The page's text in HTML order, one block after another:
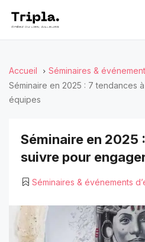
Accueil
Séminaires &
Séminaire en 2025 : 7 tendances
équipes
Séminaire en 2025
suivre pour
Séminaires & événements